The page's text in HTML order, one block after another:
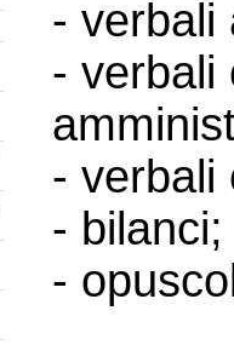
- verbali
- verbali
- verbali
- bilanci;
-